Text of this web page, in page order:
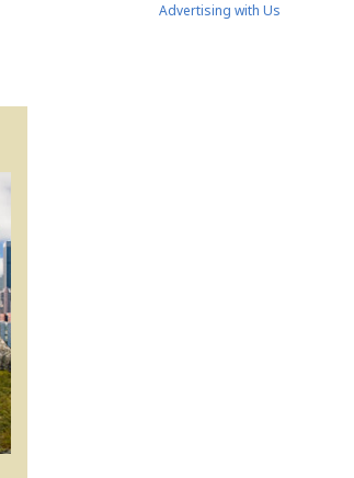
Advertising with Us